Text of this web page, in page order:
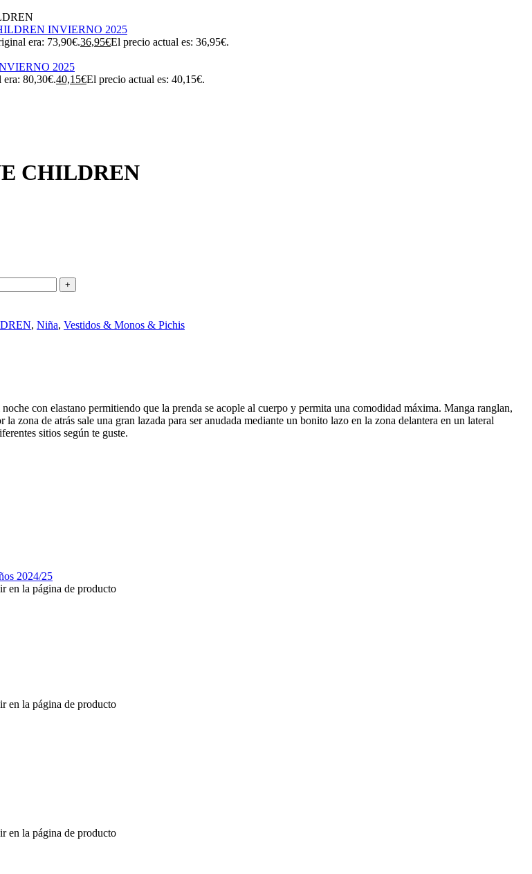
era: 73,90€.36,95€El precio actual es: 36,95€.
80,30€.40,15€El precio actual es: 40,15€.
CHILDREN
, Niña, Vestidos & Monos & Pichis
elastano permitiendo que la prenda se acople al cuerpo y permita una comodidad máxima. Manga ranglan,
de atrás sale una gran lazada para ser anudada mediante un bonito lazo en la zona delantera en un lateral
sitios según te guste.
en la página de producto
en la página de producto
en la página de producto